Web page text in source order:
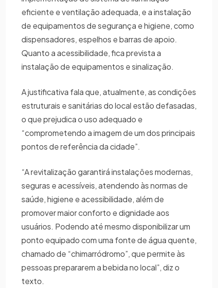
eficiente e ventilação adequada, e a instalação
de equipamentos de segurança e higiene, como
dispensadores, espelhos e barras de apoio.
Quanto a acessibilidade, fica prevista a
instalação de equipamentos e sinalização.
A justificativa fala que, atualmente, as condições
estruturais e sanitárias do local estão defasadas,
o que prejudica o uso adequado e
“comprometendo a imagem de um dos principais
pontos de referência da cidade”.
“A revitalização garantirá instalações modernas,
seguras e acessíveis, atendendo às normas de
saúde, higiene e acessibilidade, além de
promover maior conforto e dignidade aos
usuários. Podendo até mesmo disponibilizar um
ponto equipado com uma fonte de água quente,
chamado de “chimarródromo”, que permite às
pessoas prepararem a bebida no local”, diz o
texto.